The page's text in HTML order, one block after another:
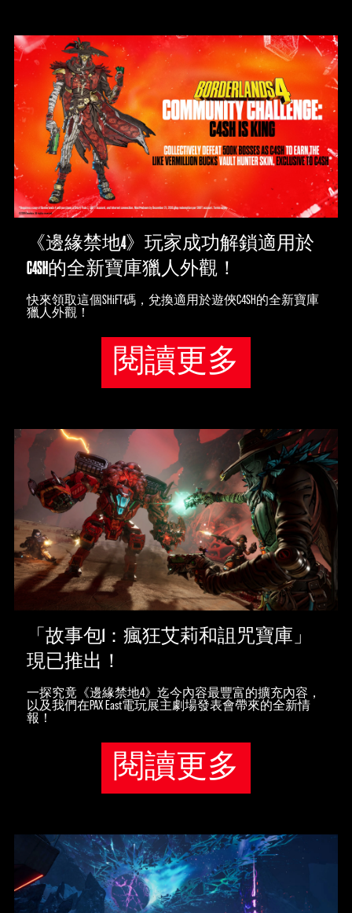
《邊緣禁地4》玩家成功解鎖適用於
C4SH的全新寶庫獵人外觀！
快來領取這個SHiFT碼，兌換適用於遊俠C4SH的全新寶庫
獵人外觀！
閱讀更多
「故事包1：瘋狂艾莉和詛咒寶庫」
現已推出！
一探究竟《邊緣禁地4》迄今內容最豐富的擴充內容，
以及我們在PAX East電玩展主劇場發表會帶來的全新情
報！
閱讀更多